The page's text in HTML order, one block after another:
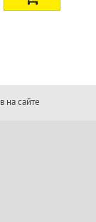
на сайте